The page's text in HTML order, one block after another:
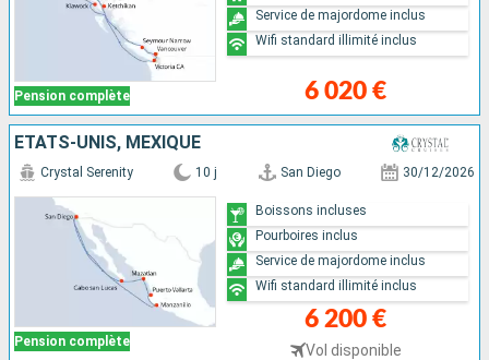
Pension complète 6 020 €
Service de majordome inclus
Wifi standard illimité inclus
ÉTATS-UNIS, MEXIQUE
Pension complète
Crystal Serenity 10 j San Diego 30/12/2026
6 200 €
Vol disponible
Boissons incluses
Pourboires inclus
Service de majordome inclus
Wifi standard illimité inclus